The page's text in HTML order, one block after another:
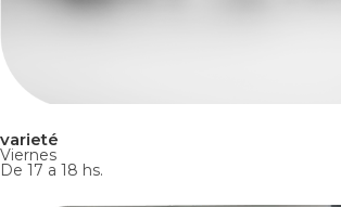
varieté
Viernes
De 17 a 18 hs.